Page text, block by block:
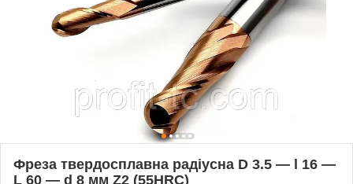
Фреза твердосплавна радіусна D 3.5 — l 16 —
L 60 — d 8 мм Z2 (55HRC)